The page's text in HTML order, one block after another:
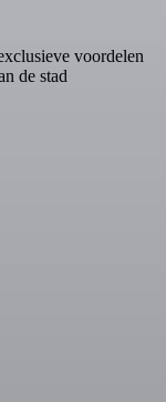
voordelen
de stad